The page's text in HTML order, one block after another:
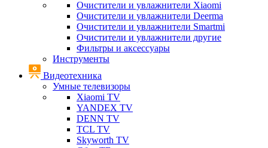
Очистители и увлажнители Xiaomi
Очистители и увлажнители Deerma
Очистители и увлажнители Smartmi
Очистители и увлажнители другие
Фильтры и аксессуары
Инструменты
Видеотехника
Умные телевизоры
Xiaomi TV
YANDEX TV
DENN TV
TCL TV
Skyworth TV